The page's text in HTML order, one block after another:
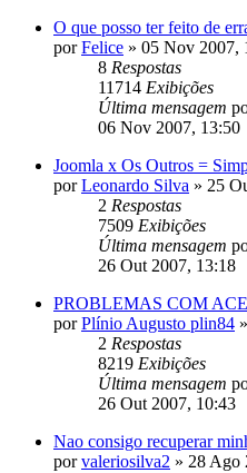
O que posso ter feito de
porFelice » 05 Nov 2007,
8 Respostas
11714 Exibições
Última mensagem
06 Nov 2007, 13:50
Joomla x Os Outros =
porLeonardo Silva » 25
2 Respostas
7509 Exibições
Última mensagem
26 Out 2007, 13:18
PROBLEMAS COM
porPlínio Augusto plin84 »
2 Respostas
8219 Exibições
Última mensagem
26 Out 2007, 10:43
Nao consigo recuperar
porvaleriosilva2 » 28 Ago